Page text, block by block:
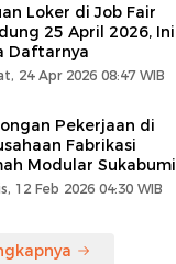
Loker di Job Fair
25 April 2026, Ini
Daftarnya
24 Apr 2026 08:47 WIB
Pekerjaan di
Fabrikasi
Modular Sukabumi
12 Feb 2026 04:30 WIB